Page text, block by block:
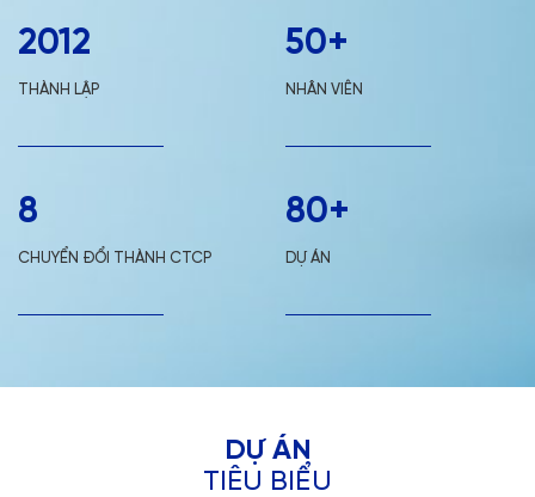
2012
THÀNH LẬP
50+
NHÂN VIÊN
8
CHUYỂN ĐỔI THÀNH CTCP
80+
DỰ ÁN
DỰ ÁN
TIÊU BIỂU